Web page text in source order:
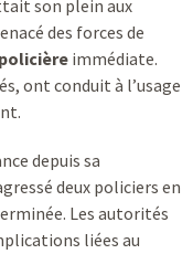
son plein aux
des forces de
immédiate.
ont conduit à l’usage
depuis sa
deux policiers en
Les autorités
liées au